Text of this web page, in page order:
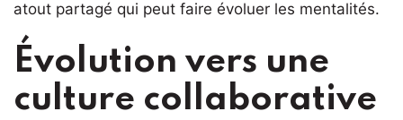
atout partagé qui peut faire évoluer les mentalités.
Évolution vers une
culture collaborative